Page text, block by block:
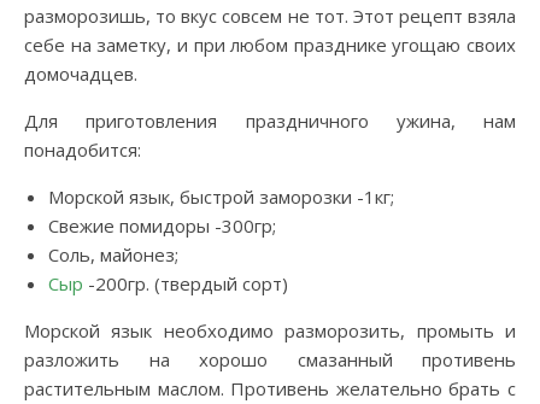
разморозишь, то вкус совсем не тот. Этот рецепт взяла
себе на заметку, и при любом празднике угощаю своих
домочадцев.
Для приготовления праздничного ужина, нам
понадобится:
Морской язык, быстрой заморозки -1кг;
Свежие помидоры -300гр;
Соль, майонез;
Сыр -200гр. (твердый сорт)
Морской язык необходимо разморозить, промыть и
разложить на хорошо смазанный противень
растительным маслом. Противень желательно брать с